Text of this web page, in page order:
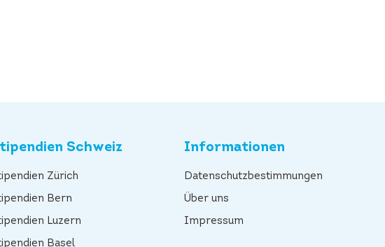
Schweiz
Zürich
Bern
Luzern
Basel
Informationen
Datenschutzbestimmungen
Über uns
Impressum